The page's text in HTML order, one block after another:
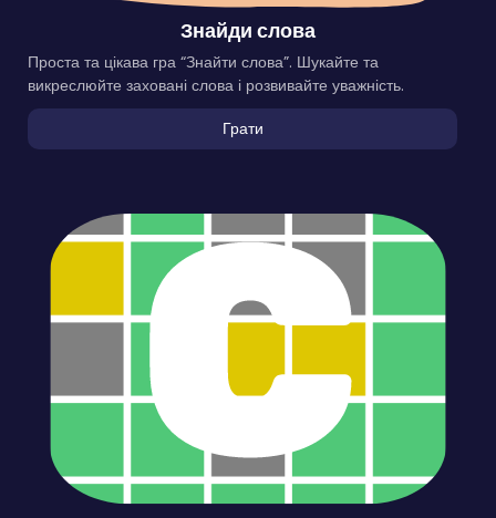
Знайди слова
Проста та цікава гра “Знайти слова”. Шукайте та
викреслюйте заховані слова і розвивайте уважність.
Грати